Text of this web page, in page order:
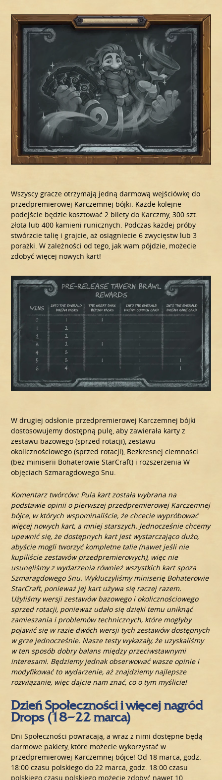
Wszyscy gracze otrzymają jedną darmową wejściówkę do
przedpremierowej Karczemnej bójki. Każde kolejne
podejście będzie kosztować 2 bilety do Karczmy, 300 szt.
złota lub 400 kamieni runicznych. Podczas każdej próby
stwórzcie talię i grajcie, aż osiągniecie 6 zwycięstw lub 3
porażki. W zależności od tego, jak wam pójdzie, możecie
zdobyć więcej nowych kart!
W drugiej odsłonie przedpremierowej Karczemnej bójki
dostosowujemy dostępną pulę, aby zawierała karty z
zestawu bazowego (sprzed rotacji), zestawu
okolicznościowego (sprzed rotacji), Bezkresnej ciemności
(bez miniserii Bohaterowie StarCraft) i rozszerzenia W
objęciach Szmaragdowego Snu.
Komentarz twórców: Pula kart została wybrana na
podstawie opinii o pierwszej przedpremierowej Karczemnej
bójce, w których wspominaliście, że chcecie wypróbować
więcej nowych kart, a mniej starszych. Jednocześnie chcemy
upewnić się, że dostępnych kart jest wystarczająco dużo,
abyście mogli tworzyć kompletne talie (nawet jeśli nie
kupiliście zestawów przedpremierowych), więc nie
usunęliśmy z wydarzenia również wszystkich kart spoza
Szmaragdowego Snu. Wykluczyliśmy miniserię Bohaterowie
StarCraft, ponieważ jej kart używa się raczej razem.
Użyliśmy wersji zestawów bazowego i okolicznościowego
sprzed rotacji, ponieważ udało się dzięki temu uniknąć
zamieszania i problemów technicznych, które mogłyby
pojawić się w razie dwóch wersji tych zestawów dostępnych
w grze jednocześnie. Nasze testy wykazały, że uzyskaliśmy
w ten sposób dobry balans między przeciwstawnymi
interesami. Będziemy jednak obserwować wasze opinie i
modyfikować to wydarzenie, aż znajdziemy najlepsze
rozwiązanie, więc dajcie nam znać, co o tym myślicie!
Dzień Społeczności i więcej nagród
Drops (18–22 marca)
Dni Społeczności powracają, a wraz z nimi dostępne będą
darmowe pakiety, które możecie wykorzystać w
przedpremierowej Karczemnej bójce! Od 18 marca, godz.
18:00 czasu polskiego do 22 marca, godz. 18:00 czasu
polskiego czasu polskiego możecie zdobyć nawet 10